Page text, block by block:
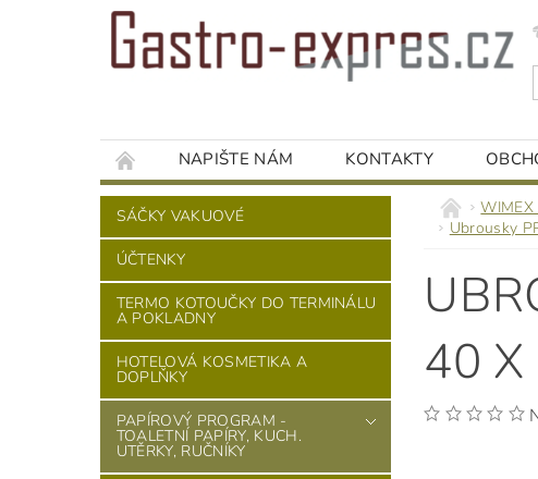
NAPIŠTE NÁM KONTAKTY
SÁČKY VAKUOVÉ
ÚČTENKY
TERMO KOTOUČKY DO TERMINÁLU
A POKLADNY
HOTELOVÁ KOSMETIKA A
DOPLŇKY
PAPÍROVÝ PROGRAM -
TOALETNÍ PAPÍRY, KUCH.
UTĚRKY, RUČNÍKY
Ubrousky
40 X